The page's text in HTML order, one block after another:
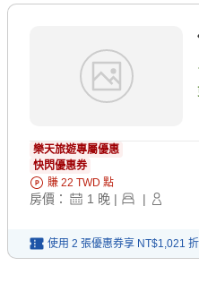
樂天旅遊專屬優惠
快閃優惠券
賺 22 TWD 點
房價： 1 晚 | |
使用 2 張優惠券享 NT$1,021